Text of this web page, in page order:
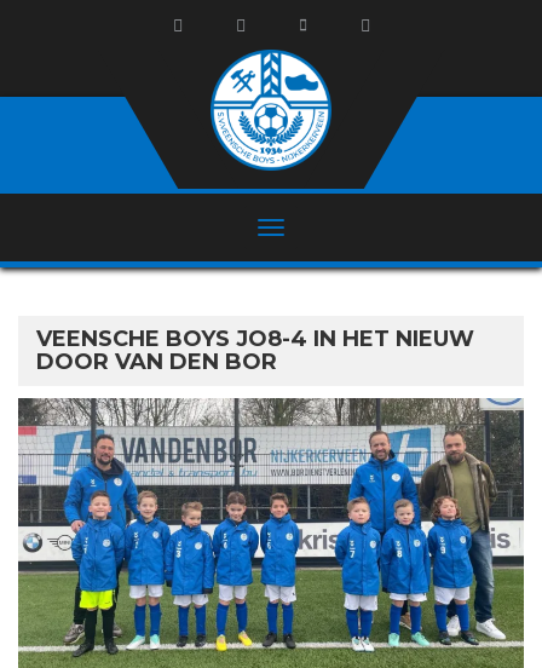
VEENSCHE BOYS JO8-4 IN HET NIEUW
DOOR VAN DEN BOR